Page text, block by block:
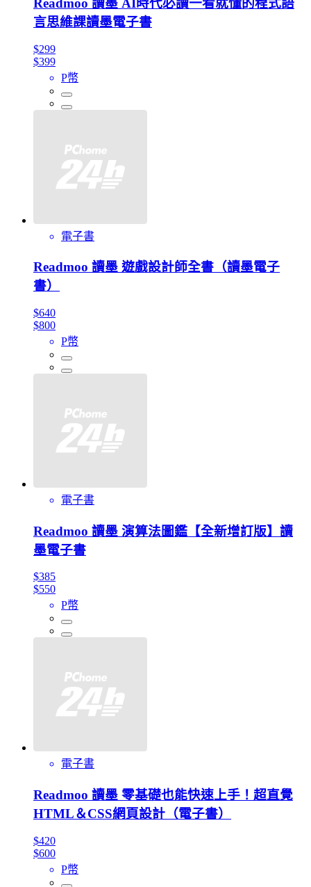
Readmoo 讀墨 AI時代必讀一看就懂的程式語
言思維課讀墨電子書
$299
$399
P幣
電子書
Readmoo 讀墨 遊戲設計師全書（讀墨電子
書）
$640
$800
P幣
電子書
Readmoo 讀墨 演算法圖鑑【全新增訂版】讀
墨電子書
$385
$550
P幣
電子書
Readmoo 讀墨 零基礎也能快速上手！超直覺
HTML＆CSS網頁設計（電子書）
$420
$600
P幣